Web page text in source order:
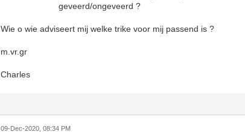
geveerd/ongeveerd ?
Wie o wie adviseert mij welke trike voor mij passend is ?
m.vr.gr
Charles
09-Dec-2020, 08:34 PM